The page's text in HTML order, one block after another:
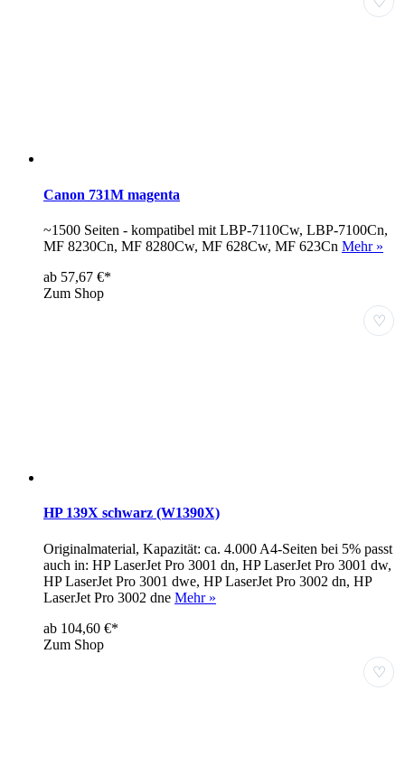
Canon 731M magenta
~1500 Seiten - kompatibel mit LBP-7110Cw, LBP-7100Cn,
MF 8230Cn, MF 8280Cw, MF 628Cw, MF 623Cn Mehr »
ab 57,67 €*
Zum Shop
♡
HP 139X schwarz (W1390X)
Originalmaterial, Kapazität: ca. 4.000 A4-Seiten bei 5% passt
auch in: HP LaserJet Pro 3001 dn, HP LaserJet Pro 3001 dw,
HP LaserJet Pro 3001 dwe, HP LaserJet Pro 3002 dn, HP
LaserJet Pro 3002 dne Mehr »
ab 104,60 €*
Zum Shop
♡